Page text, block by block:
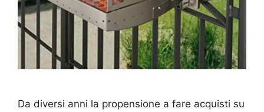
Da diversi anni la propensione a fare acquisti su